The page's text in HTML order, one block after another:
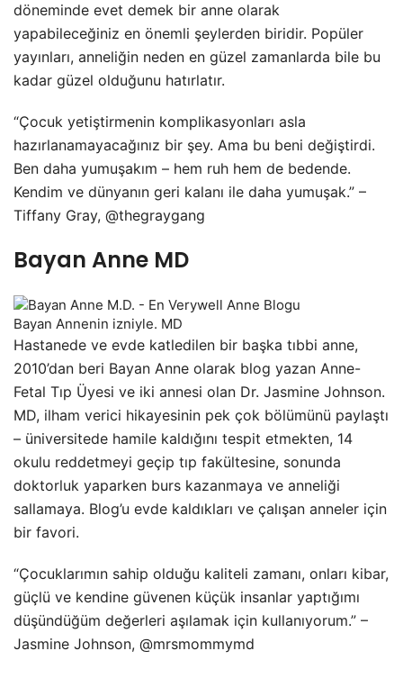
döneminde evet demek bir anne olarak
yapabileceğiniz en önemli şeylerden biridir. Popüler
yayınları, anneliğin neden en güzel zamanlarda bile bu
kadar güzel olduğunu hatırlatır.
“Çocuk yetiştirmenin komplikasyonları asla
hazırlanamayacağınız bir şey. Ama bu beni değiştirdi.
Ben daha yumuşakım – hem ruh hem de bedende.
Kendim ve dünyanın geri kalanı ile daha yumuşak.” –
Tiffany Gray, @thegraygang
Bayan Anne MD
Bayan Annenin izniyle. MD
Hastanede ve evde katledilen bir başka tıbbi anne,
2010’dan beri Bayan Anne olarak blog yazan Anne-
Fetal Tıp Üyesi ve iki annesi olan Dr. Jasmine Johnson.
MD, ilham verici hikayesinin pek çok bölümünü paylaştı
– üniversitede hamile kaldığını tespit etmekten, 14
okulu reddetmeyi geçip tıp fakültesine, sonunda
doktorluk yaparken burs kazanmaya ve anneliği
sallamaya. Blog’u evde kaldıkları ve çalışan anneler için
bir favori.
“Çocuklarımın sahip olduğu kaliteli zamanı, onları kibar,
güçlü ve kendine güvenen küçük insanlar yaptığımı
düşündüğüm değerleri aşılamak için kullanıyorum.” –
Jasmine Johnson, @mrsmommymd